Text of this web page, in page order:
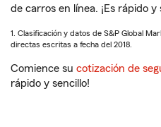
de carros en línea. ¡Es rápido y
1. Clasificación y datos de S&P Global
directas escritas a fecha del 2018.
Comience su cotización de
rápido y sencillo!